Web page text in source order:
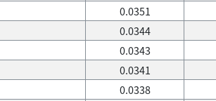
0.0351
0.0344
0.0343
0.0341
0.0338